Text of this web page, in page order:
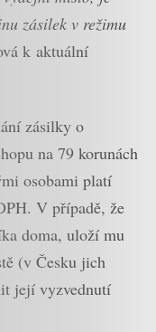
zásilek v režimu
k aktuální
zásilky o
na 79 korunách
osobami platí
V případě, že
doma, uloží mu
(v Česku jich
její vyzvednutí